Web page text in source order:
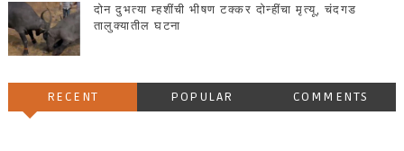
दोन दुभत्या म्हशींची भीषण टक्कर दोन्हींचा मृत्यू, चंदगड
तालुक्यातील घटना
RECENT POPULAR COMMENTS